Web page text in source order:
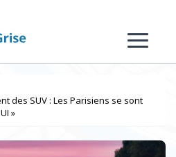
des SUV : Les Parisiens se sont
»